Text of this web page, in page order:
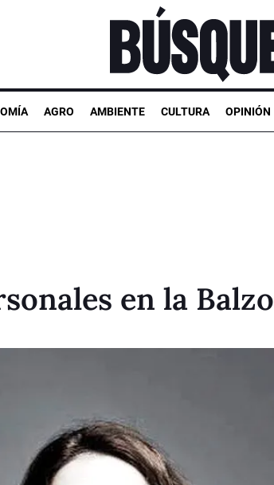
AGRO AMBIENTE CULTURA OPINIÓN
en la Balzo